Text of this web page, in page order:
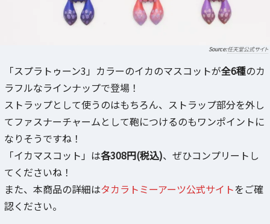
任天堂公式サイト
「スプラトゥーン3」カラーのイカのマスコットが全6種のカ
ラフルなラインナップで登場！
ストラップとして使うのはもちろん、ストラップ部分を外し
てファスナーチャームとして鞄につけるのもワンポイントに
なりそうですね！
「イカマスコット」は各308円(税込)、ぜひコンプリートし
てくださいね！
また、本商品の詳細はタカラトミーアーツ公式サイトをご確
認ください。